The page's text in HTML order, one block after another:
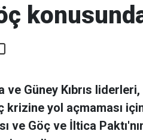
Güney Kıbrıs liderleri,
yol açmaması
ve Göç ve İltica